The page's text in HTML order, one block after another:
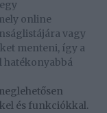
online
vagy
menteni, így a
hatékonyabbá
és funkciókkal.